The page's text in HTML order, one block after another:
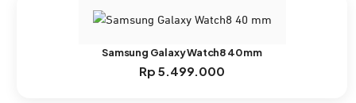
Samsung Galaxy Watch8 40 mm
Rp 5.499.000